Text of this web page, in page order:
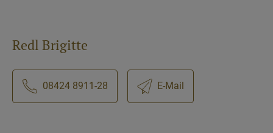
Redl Brigitte
08424 8911-28 E-Mail